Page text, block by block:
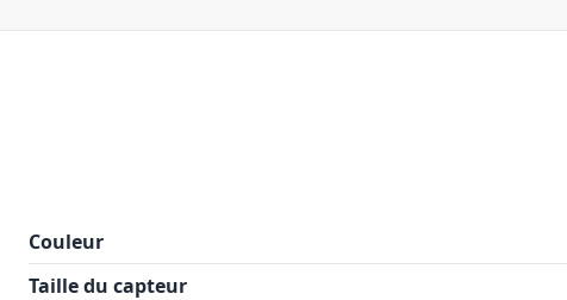
Couleur
Taille du capteur